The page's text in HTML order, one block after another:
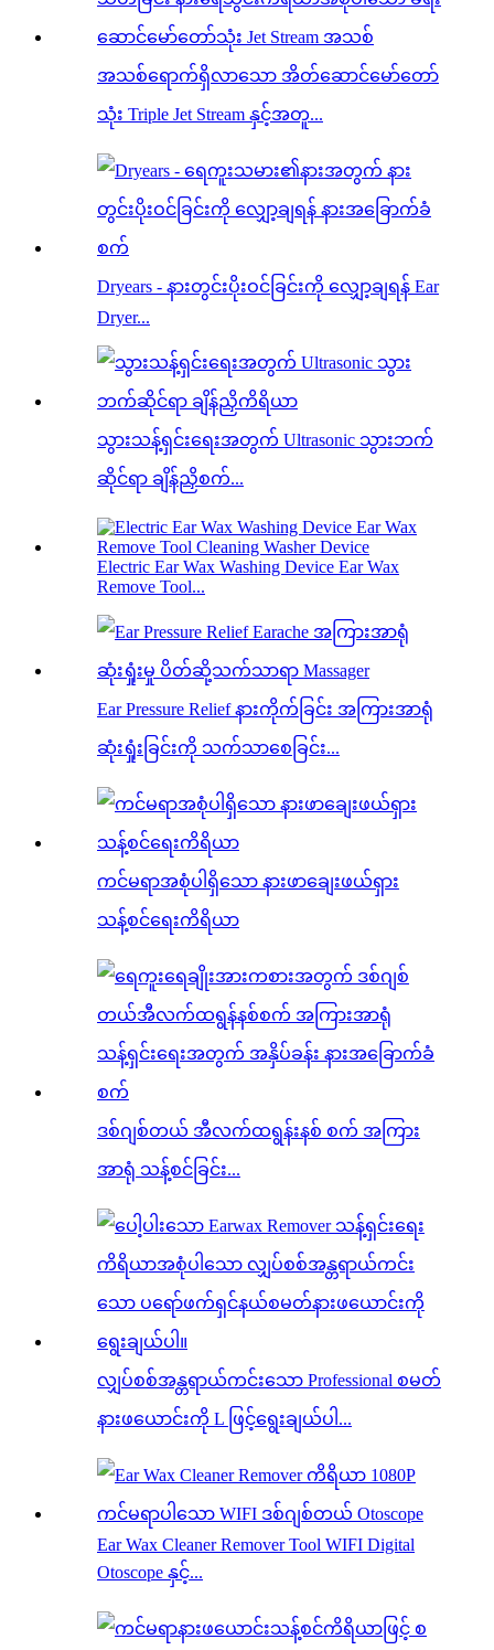
အသစ်ရောက်ရှိလာသော အိတ်ဆောင်မော်တော်
သုံး Triple Jet Stream နှင့်အတူ...
Dryears - နားတွင်းပိုးဝင်ခြင်းကို လျှော့ချရန် Ear
Dryer...
သွားသန့်ရှင်းရေးအတွက် Ultrasonic သွားဘက်
ဆိုင်ရာ ချိန်ညှိစက်...
Electric Ear Wax Washing Device Ear Wax
Remove Tool...
Ear Pressure Relief နားကိုက်ခြင်း အကြားအာရုံ
ဆုံးရှုံးခြင်းကို သက်သာစေခြင်း...
ကင်မရာအစုံပါရှိသော နားဖာချေးဖယ်ရှား
သန့်စင်ရေးကိရိယာ
ဒစ်ဂျစ်တယ် အီလက်ထရွန်းနစ် စက် အကြား
အာရုံ သန့်စင်ခြင်း...
လျှပ်စစ်အန္တရာယ်ကင်းသော Professional စမတ်
နားဖယောင်းကို L ဖြင့်ရွေးချယ်ပါ...
Ear Wax Cleaner Remover Tool WIFI Digital
Otoscope နှင့်...